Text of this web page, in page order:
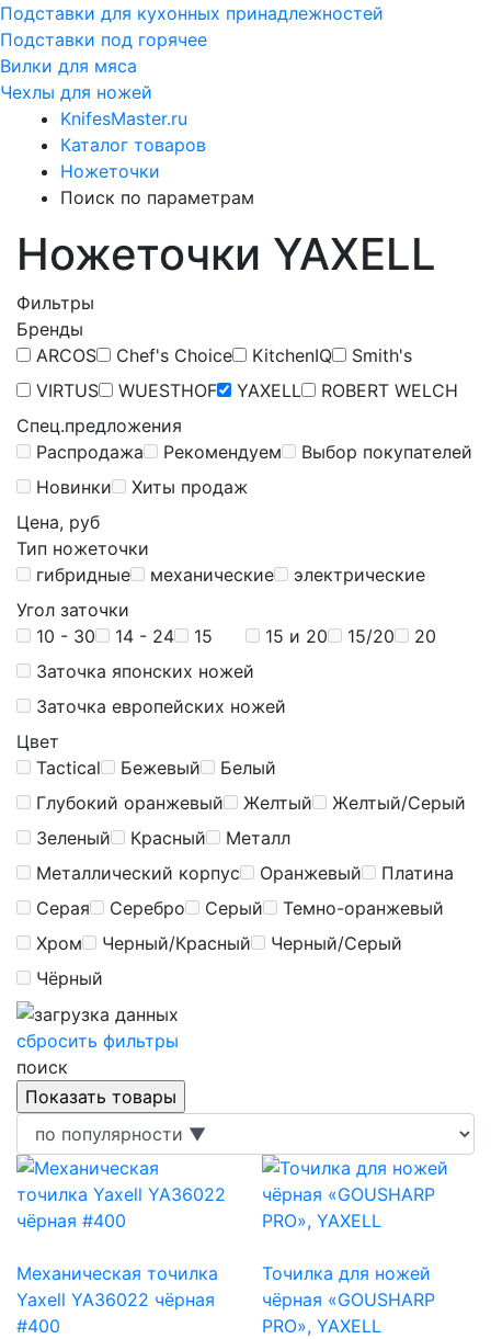
Подставки для кухонных принадлежностей
Подставки под горячее
Вилки для мяса
Чехлы для ножей
KnifesMaster.ru
Каталог товаров
Ножеточки
Поиск по параметрам
Ножеточки YAXELL
Фильтры
Бренды
ARCOS
Chef's Choice KitchenIQ
Smith's
VIRTUS
WUESTHOF YAXELL
ROBERT WELCH
Спец.предложения
Распродажа
Рекомендуем
Выбор покупателей
Новинки
Хиты продаж
Цена, руб
Тип ножеточки
гибридные
механические
электрические
Угол заточки
10 - 30
14 - 24 15 15 и 20 15/20
20
Заточка японских ножей
Заточка европейских ножей
Цвет
Tactical
Бежевый
Белый
Глубокий оранжевый
Желтый
Желтый/Серый
Зеленый
Красный
Металл
Металлический корпус
Оранжевый
Платина
Серая
Серебро Серый
Темно-оранжевый
Хром
Черный/Красный
Черный/Серый
Чёрный
сбросить фильтры
поиск
Механическая точилка
Yaxell YA36022 чёрная
#400
Точилка для ножей
чёрная «GOUSHARP
PRO», YAXELL